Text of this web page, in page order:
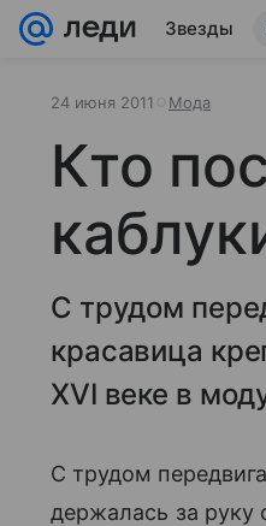
Звезды
24 июня 2011 Мода
Кто
С трудом
красавица
XVI веке в
С трудом
держалась за руку